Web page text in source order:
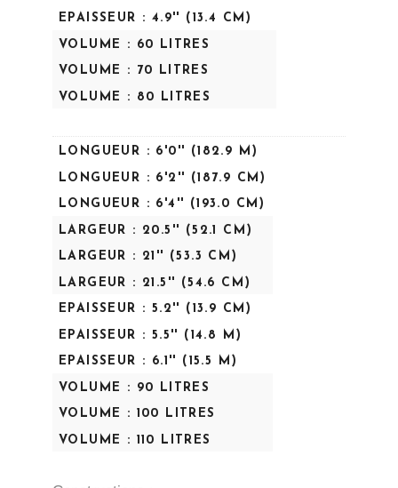
EPAISSEUR : 4.9'' (13.4 CM)
VOLUME : 60 LITRES
VOLUME : 70 LITRES
VOLUME : 80 LITRES
LONGUEUR : 6'0'' (182.9 M)
LONGUEUR : 6'2'' (187.9 CM)
LONGUEUR : 6'4'' (193.0 CM)
LARGEUR : 20.5'' (52.1 CM)
LARGEUR : 21'' (53.3 CM)
LARGEUR : 21.5'' (54.6 CM)
EPAISSEUR : 5.2'' (13.9 CM)
EPAISSEUR : 5.5'' (14.8 M)
EPAISSEUR : 6.1'' (15.5 M)
VOLUME : 90 LITRES
VOLUME : 100 LITRES
VOLUME : 110 LITRES